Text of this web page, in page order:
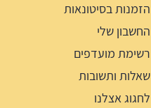
הזמנות בסיטונאות
החשבון שלי
רשימת מועדפים
שאלות ותשובות
לחגוג אצלנו